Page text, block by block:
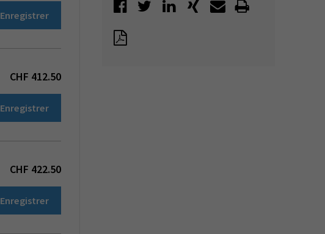
Enregistrer
CHF 412.50
Enregistrer
CHF 422.50
Enregistrer